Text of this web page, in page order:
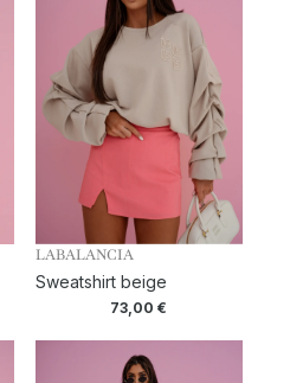
LABALANCIA
Sweatshirt beige
73,00€